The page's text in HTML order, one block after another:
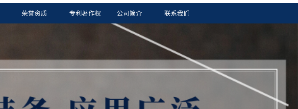
荣誉资质 专利著作权 公司简介 联系我们